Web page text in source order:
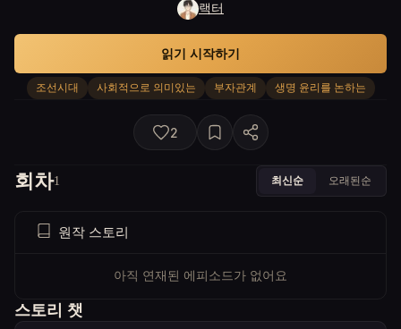
랙터
조선시대 사회적으로 의미있는 부자관계 생명 윤리를 논하는
읽기 시작하기
2
회차1 최신순 오래된순
원작 스토리
아직 연재된 에피소드가 없어요
스토리 챗